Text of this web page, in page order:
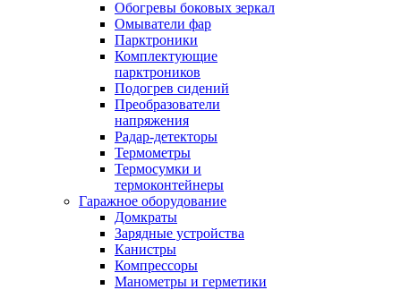
Обогревы боковых зеркал
Омыватели фар
Парктроники
Комплектующие
парктроников
Подогрев сидений
Преобразователи
напряжения
Радар-детекторы
Термометры
Термосумки и
термоконтейнеры
Гаражное оборудование
Домкраты
Зарядные устройства
Канистры
Компрессоры
Манометры и герметики